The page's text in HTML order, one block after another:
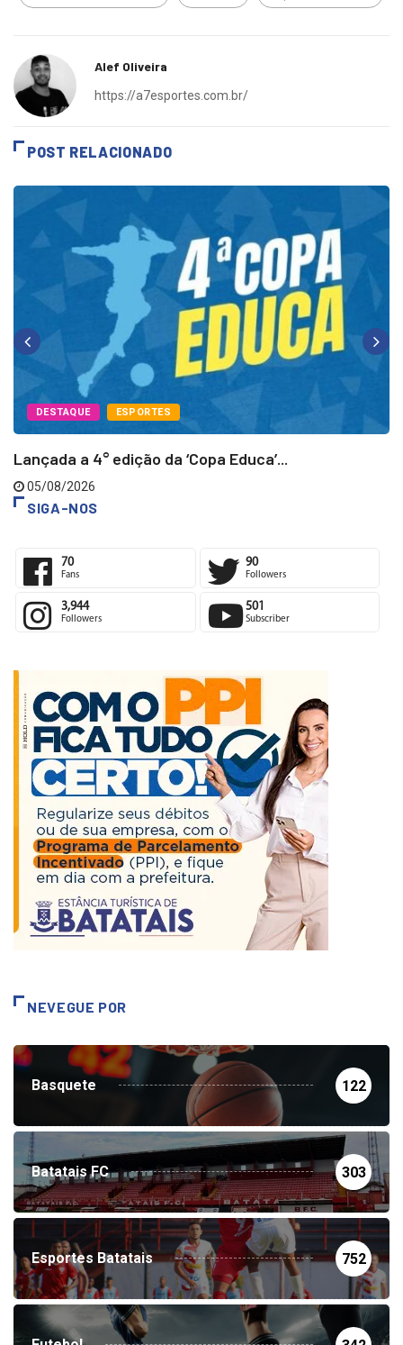
Alef Oliveira
https://a7esportes.com.br/
POST RELACIONADO
DESTAQUE ESPORTES
Lançada a 4° edição da ‘Copa Educa’...
05/08/2026
SIGA-NOS
70 90
3,944 501
NEVEGUE POR
Basquete 122
Batatais FC 303
Esportes Batatais 752